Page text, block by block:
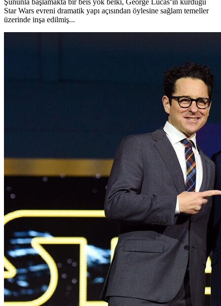
Şununla başlamakta bir beis yok belki, George Lucas‘ın kurduğu
Star Wars evreni dramatik yapı açısından öylesine sağlam temeller
üzerinde inşa edilmiş...